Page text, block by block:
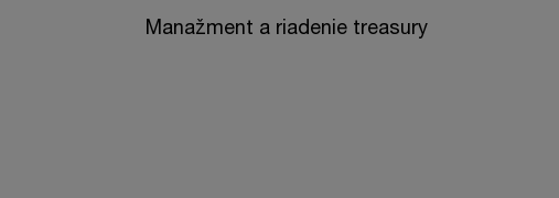
Manažment a riadenie treasury